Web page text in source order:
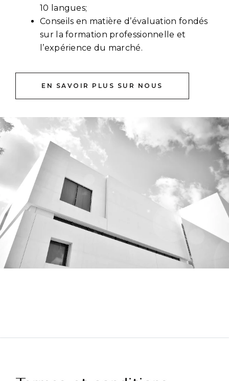
10 langues;
Conseils en matière d’évaluation fondés
sur la formation professionnelle et
l’expérience du marché.
EN SAVOIR PLUS SUR NOUS